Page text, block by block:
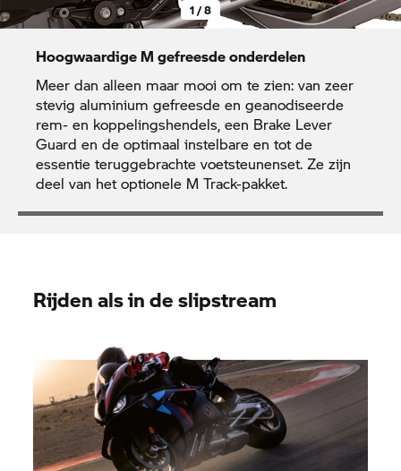
1 / 8
Hoogwaardige M gefreesde onderdelen
Meer dan alleen maar mooi om te zien: van zeer
stevig aluminium gefreesde en geanodiseerde
rem- en koppelingshendels, een Brake Lever
Guard en de optimaal instelbare en tot de
essentie teruggebrachte voetsteunenset. Ze zijn
deel van het optionele M Track-pakket.
Rijden als in de slipstream